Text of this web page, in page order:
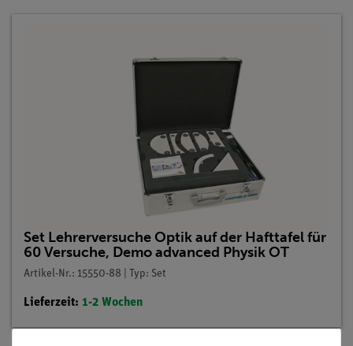
Set Lehrerversuche Optik auf der Hafttafel für
60 Versuche, Demo advanced Physik OT
Artikel-Nr.: 15550-88 | Typ: Set
Lieferzeit: 1-2 Wochen